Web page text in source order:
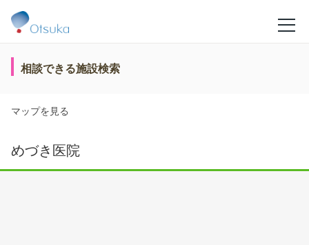
相談できる施設検索
マップを見る
めづき医院